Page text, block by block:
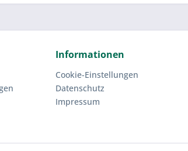
Informationen
Cookie-Einstellungen
Datenschutz
Impressum